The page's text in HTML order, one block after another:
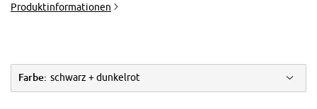
Produktinformationen
Farbe: schwarz + dunkelrot